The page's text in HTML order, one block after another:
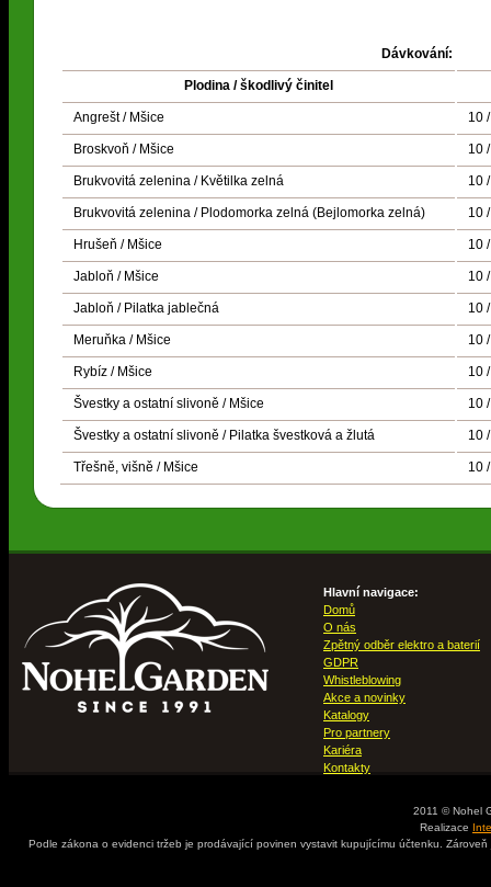
Dávkování:
Plodina / škodlivý činitel
Angrešt / Mšice 10
Broskvoň / Mšice 10
Brukvovitá zelenina / Květilka zelná 10 /
Brukvovitá zelenina / Plodomorka zelná (Bejlomorka zelná) 10 /
Hrušeň / Mšice 10
Jabloň / Mšice 10
Jabloň / Pilatka jablečná 10
Meruňka / Mšice 10
Rybíz / Mšice 10
Švestky a ostatní slivoně / Mšice 10
Švestky a ostatní slivoně / Pilatka švestková a žlutá 10
Třešně, višně / Mšice 10
Hlavní navigace:
Domů
O nás
Zpětný odběr elektro a baterií
GDPR
Whistleblowing
Akce a novinky
Katalogy
Pro partnery
Kariéra
Kontakty
2011 © Nohel
Realizace
Podle zákona o evidenci tržeb je prodávající povinen vystavit kupujícímu účtenku.